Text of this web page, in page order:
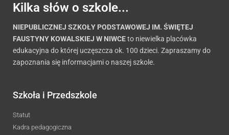
Kilka słów o szkole...
NIEPUBLICZNEJ SZKOŁY PODSTAWOWEJ IM. ŚWIĘTEJ
FAUSTYNY KOWALSKIEJ W NIWCEto niewielka placówka
edukacyjna do której uczęszcza ok. 100 dzieci. Zapraszamy do
zapoznania się informacjami o naszej szkole.
Szkoła i Przedszkole
Statut
Kadra pedagogiczna